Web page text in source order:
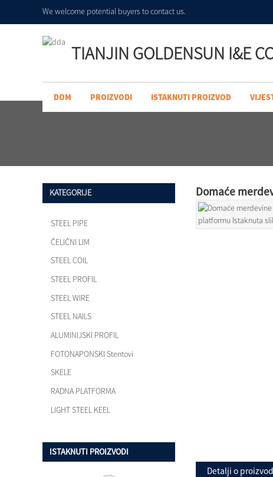
We welcome potential buyers to contact us.
TIANJIN GOLDENSUN I&E
DOM PROIZVODI ISTAKNUTI PROIZVOD
KATEGORIJE
STEEL PIPE
ČELIČNI LIM
STEEL COIL
STEEL PROFIL
STEEL WIRE
STEEL NAILS
ALUMINIJSKI PROFIL
FOTONAPONSKI Stentovi
SKELE
RADNA PLATFORMA
LIGHT STEEL KEEL
ISTAKNUTI PROIZVODI
Domaće
Detalji o